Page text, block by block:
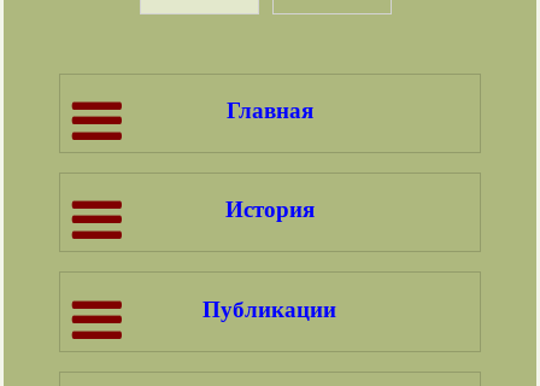
Главная
История
Публикации